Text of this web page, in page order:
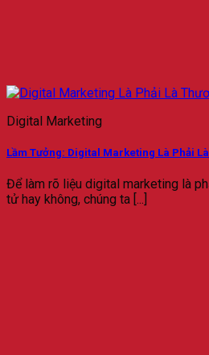
Digital Marketing
Lầm Tưởng: Digital Marketing Là Phải
Để làm rõ liệu digital marketing là
tử hay không, chúng ta [...]